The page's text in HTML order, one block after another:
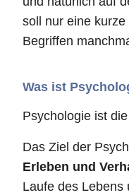
soll nur eine
Begriffen
Was ist
Psychologie ist
Das Ziel der
Erleben und
Laufe des Lebens